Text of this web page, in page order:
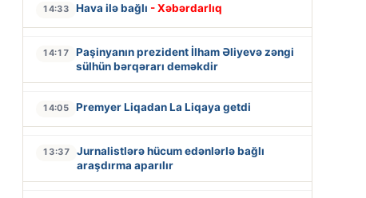
14:33 Hava ilə bağlı - Xəbərdarlıq
14:17
Paşinyanın prezident İlham Əliyevə zəngi
sülhün bərqərarı deməkdir
14:05 Premyer Liqadan La Liqaya getdi
13:37
Jurnalistlərə hücum edənlərlə bağlı
araşdırma aparılır